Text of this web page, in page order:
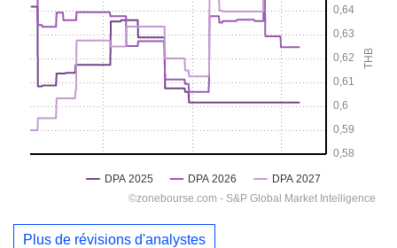
Plus de révisions d'analystes